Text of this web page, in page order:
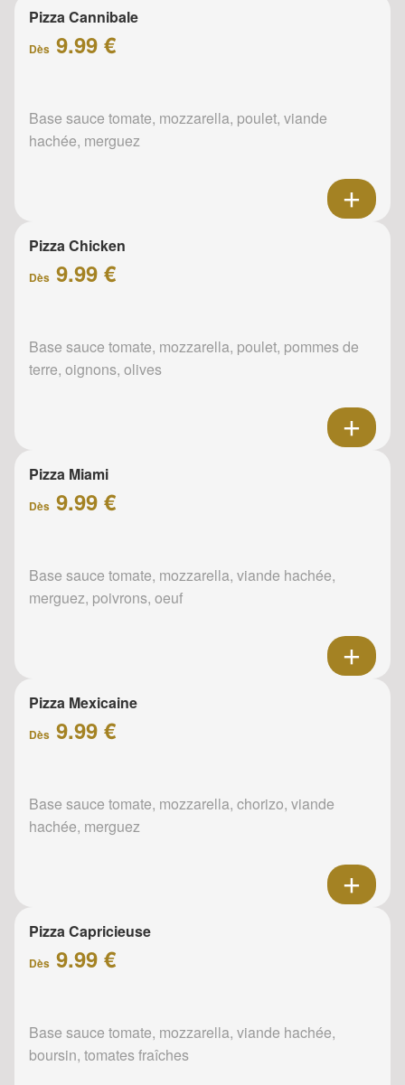
Pizza Cannibale
Dès 9.99 €
Base sauce tomate, mozzarella, poulet, viande
hachée, merguez
Pizza Chicken
Dès 9.99 €
Base sauce tomate, mozzarella, poulet, pommes de
terre, oignons, olives
Pizza Miami
Dès 9.99 €
Base sauce tomate, mozzarella, viande hachée,
merguez, poivrons, oeuf
Pizza Mexicaine
Dès 9.99 €
Base sauce tomate, mozzarella, chorizo, viande
hachée, merguez
Pizza Capricieuse
Dès 9.99 €
Base sauce tomate, mozzarella, viande hachée,
boursin, tomates fraîches